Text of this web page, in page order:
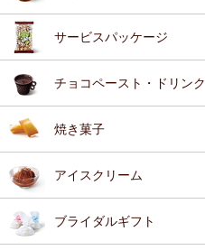
サービスパッケージ
チョコペースト・ドリンク
焼き菓子
アイスクリーム
ブライダルギフト